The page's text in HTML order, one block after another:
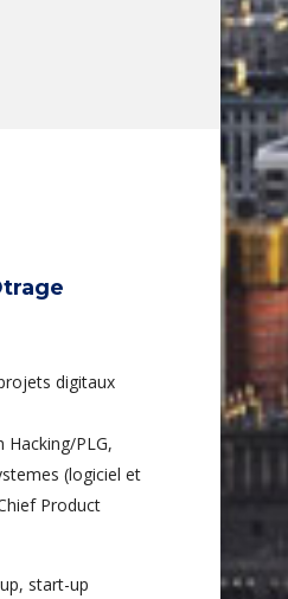
digitaux
Hacking/PLG,
(logiciel et
Product
start-up